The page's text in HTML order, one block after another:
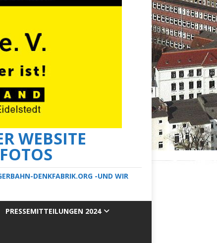
WEBSITE
DENKFABRIK.ORG -UND WIR
PRESSEMITTEILUNGEN 2024